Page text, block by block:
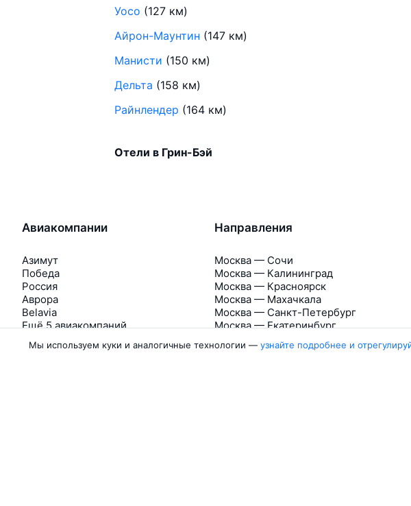
Уосо (127 км)
Айрон-Маунтин (147 км)
Манисти (150 км)
Дельта (158 км)
Райнлендер (164 км)
Отели в Грин-Бэй
Авиакомпании
Азимут
Победа
Россия
Аврора
Belavia
Ещё 5 авиакомпаний
Направления
Москва — Сочи
Москва — Калининград
Москва — Красноярск
Москва — Махачкала
Москва — Санкт-Петербург
Москва — Екатеринбург
Мы используем куки и аналогичные технологии — узнайте подробнее и